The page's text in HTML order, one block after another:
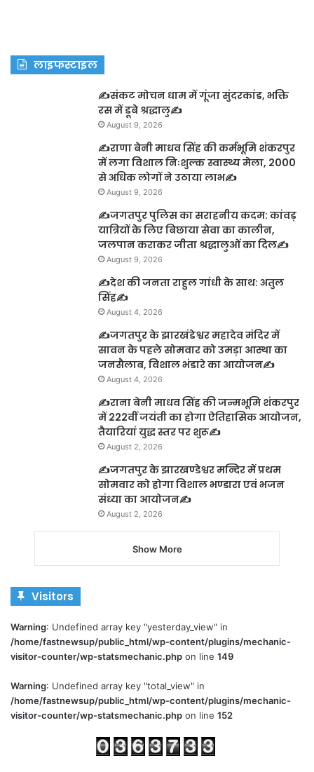
लाइफस्टाइल
✍️संकट मोचन धाम में गूंजा सुंदरकांड, भक्ति
रस में डूबे श्रद्धालु✍️
August 9, 2026
✍️राणा बेनी माधव सिंह की कर्मभूमि शंकरपुर
में लगा विशाल निःशुल्क स्वास्थ्य मेला, 2000
से अधिक लोगों ने उठाया लाभ✍️
August 9, 2026
✍️जगतपुर पुलिस का सराहनीय कदम: कांवड़
यात्रियों के लिए बिछाया सेवा का कालीन,
जलपान कराकर जीता श्रद्धालुओं का दिल✍️
August 9, 2026
✍️देश की जनता राहुल गांधी के साथ: अतुल
सिंह✍️
August 4, 2026
✍️जगतपुर के झारखंडेश्वर महादेव मंदिर में
सावन के पहले सोमवार को उमड़ा आस्था का
जनसैलाब, विशाल भंडारे का आयोजन✍️
August 4, 2026
✍️राना बेनी माधव सिंह की जन्मभूमि शंकरपुर
में 222वीं जयंती का होगा ऐतिहासिक आयोजन,
तैयारियां युद्ध स्तर पर शुरू✍️
August 2, 2026
✍️जगतपुर के झारखण्डेश्वर मन्दिर में प्रथम
सोमवार को होगा विशाल भण्डारा एवं भजन
संध्या का आयोजन✍️
August 2, 2026
Show More
Visitors
Warning: Undefined array key "yesterday_view" in
/home/fastnewsup/public_html/wp-content/plugins/mechanic-
visitor-counter/wp-statsmechanic.php on line 149
Warning: Undefined array key "total_view" in
/home/fastnewsup/public_html/wp-content/plugins/mechanic-
visitor-counter/wp-statsmechanic.php on line 152